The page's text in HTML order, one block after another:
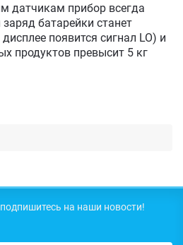
датчикам прибор всегда
батарейки станет
появится сигнал LO) и
продуктов превысит 5 кг
на наши новости!